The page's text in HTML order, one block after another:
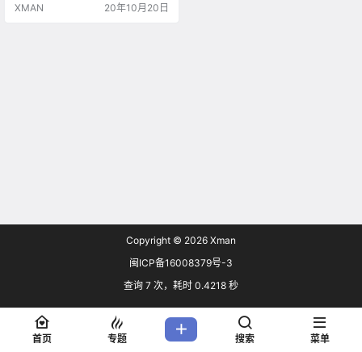
XMAN 20年10月20日
Copyright © 2026 Xman
闽ICP备16008379号-3
查询 7 次，耗时 0.4218 秒
首页 专题 搜索 菜单